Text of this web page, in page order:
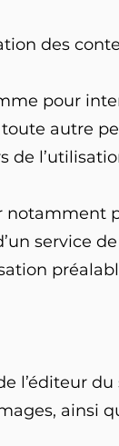
des
pour
autre
de
service
l’éditeur
ainsi